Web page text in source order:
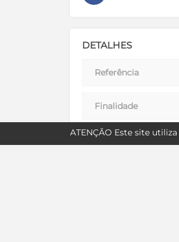
ATENÇÃO Este site utiliza
DETALHES
Referência
Finalidade
Estado